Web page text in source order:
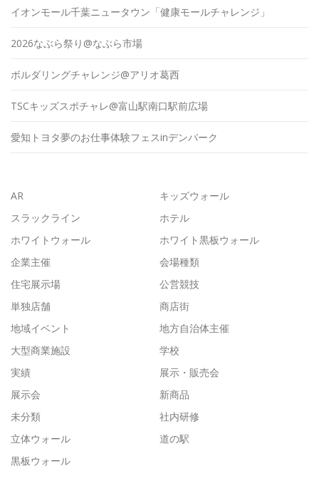
イオンモール千葉ニュータウン「健康モールチャレンジ」
2026なぶら祭り@なぶら市場
ボルダリングチャレンジ@アリオ葛西
TSCキッズスポチャレ@富山駅南口駅前広場
愛知トヨタ夢のお仕事体験フェスinデンパーク
AR
キッズウォール
スラックライン
ホテル
ホワイトウォール
ホワイト黒板ウォール
企業主催
会場種類
住宅展示場
公営競技
単独店舗
商店街
地域イベント
地方自治体主催
大型商業施設
学校
実績
展示・販売会
展示会
新商品
未分類
社内研修
立体ウォール
道の駅
黒板ウォール